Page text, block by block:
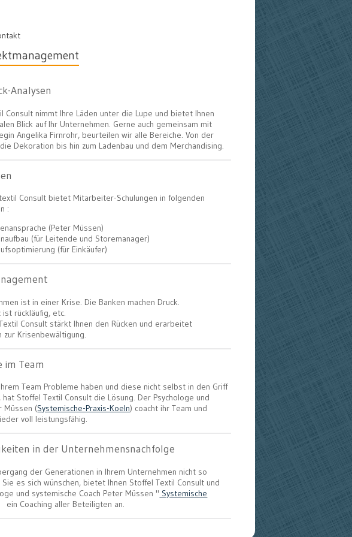
Analysen
Consult nimmt Ihre Läden unter die Lupe und bietet Ihnen
Blick auf Ihr Unternehmen. Gerne auch gemeinsam mit
Angelika Firnrohr, beurteilen wir alle Bereiche. Von der
Dekoration bis hin zum Ladenbau und dem Merchandising.
Consult bietet Mitarbeiter-Schulungen in folgenden
:
(Peter Müssen)
(für Leitende und Storemanager)
(für Einkäufer)
ist in einer Krise. Die Banken machen Druck.
ist rückläufig, etc.
Consult stärkt Ihnen den Rücken und erarbeitet
zur Krisenbewältigung.
im Team
Team Probleme haben und diese nicht selbst in den Griff
hat Stoffel Textil Consult die Lösung. Der Psychologe und
Müssen (Systemische-Praxis-Koeln) coacht ihr Team und
voll leistungsfähig.
in der Unternehmensnachfolge
der Generationen in Ihrem Unternehmen nicht so
es sich wünschen, bietet Ihnen Stoffel Textil Consult und
und systemische Coach Peter Müssen " Systemische
ein Coaching aller Beteiligten an.